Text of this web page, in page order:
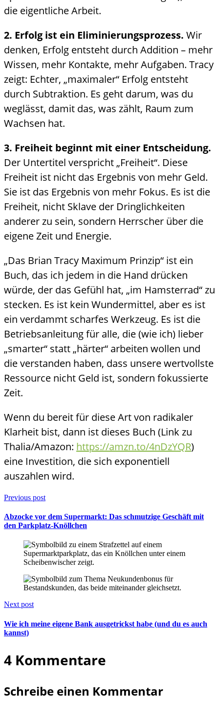
die eigentliche Arbeit.
2. Erfolg ist ein Eliminierungsprozess. Wir
denken, Erfolg entsteht durch Addition – mehr
Wissen, mehr Kontakte, mehr Aufgaben. Tracy
zeigt: Echter, „maximaler“ Erfolg entsteht
durch Subtraktion. Es geht darum, was du
weglässt, damit das, was zählt, Raum zum
Wachsen hat.
3. Freiheit beginnt mit einer Entscheidung.
Der Untertitel verspricht „Freiheit“. Diese
Freiheit ist nicht das Ergebnis von mehr Geld.
Sie ist das Ergebnis von mehr Fokus. Es ist die
Freiheit, nicht Sklave der Dringlichkeiten
anderer zu sein, sondern Herrscher über die
eigene Zeit und Energie.
„Das Brian Tracy Maximum Prinzip“ ist ein
Buch, das ich jedem in die Hand drücken
würde, der das Gefühl hat, „im Hamsterrad“ zu
stecken. Es ist kein Wundermittel, aber es ist
ein verdammt scharfes Werkzeug. Es ist die
Betriebsanleitung für alle, die (wie ich) lieber
„smarter“ statt „härter“ arbeiten wollen und
die verstanden haben, dass unsere wertvollste
Ressource nicht Geld ist, sondern fokussierte
Zeit.
Wenn du bereit für diese Art von radikaler
Klarheit bist, dann ist dieses Buch (Link zu
Thalia/Amazon: https://amzn.to/4nDzYQR)
eine Investition, die sich exponentiell
auszahlen wird.
Previous post
Abzocke vor dem Supermarkt: Das schmutzige Geschäft mit
den Parkplatz-Knöllchen
Next post
Wie ich meine eigene Bank ausgetrickst habe (und du es auch
kannst)
4 Kommentare
Schreibe einen Kommentar